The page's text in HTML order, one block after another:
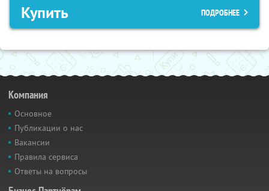
Купить ПОДРОБНЕЕ
Компания
Основное
Публикации о нас
Вакансии
Правила сервиса
Ответы на вопросы